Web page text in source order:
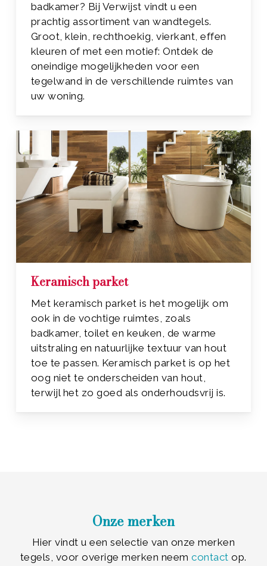
badkamer? Bij Verwijst vindt u een
prachtig assortiment van wandtegels.
Groot, klein, rechthoekig, vierkant, effen
kleuren of met een motief: Ontdek de
oneindige mogelijkheden voor een
tegelwand in de verschillende ruimtes van
uw woning.
Keramisch parket
Met keramisch parket is het mogelijk om
ook in de vochtige ruimtes, zoals
badkamer, toilet en keuken, de warme
uitstraling en natuurlijke textuur van hout
toe te passen. Keramisch parket is op het
oog niet te onderscheiden van hout,
terwijl het zo goed als onderhoudsvrij is.
Onze merken
Hier vindt u een selectie van onze merken
tegels, voor overige merken neemcontact op.